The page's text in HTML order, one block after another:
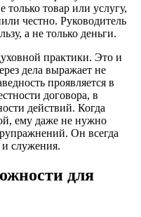
товар или услугу,
честно. Руководитель
а не только деньги.
практики. Это и
дела выражает не
проявляется в
договора, в
действий. Когда
ему даже не нужно
Он всегда
и служения.
для